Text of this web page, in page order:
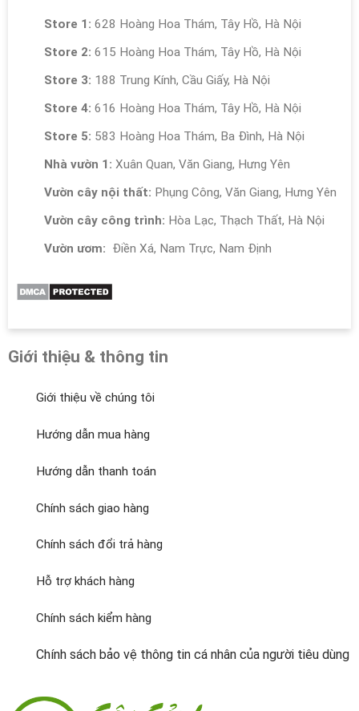
Store 1: 628 Hoàng Hoa Thám, Tây Hồ, Hà Nội
Store 2: 615 Hoàng Hoa Thám, Tây Hồ, Hà Nội
Store 3: 188 Trung Kính, Cầu Giấy, Hà Nội
Store 4: 616 Hoàng Hoa Thám, Tây Hồ, Hà Nội
Store 5: 583 Hoàng Hoa Thám, Ba Đình, Hà Nội
Nhà vườn 1: Xuân Quan, Văn Giang, Hưng Yên
Vườn cây nội thất: Phụng Công, Văn Giang, Hưng Yên
Vườn cây công trình: Hòa Lạc, Thạch Thất, Hà Nội
Vườn ươm: Điền Xá, Nam Trực, Nam Định
Giới thiệu & thông tin
Giới thiệu về chúng tôi
Hướng dẫn mua hàng
Hướng dẫn thanh toán
Chính sách giao hàng
Chính sách đổi trả hàng
Hỗ trợ khách hàng
Chính sách kiểm hàng
Chính sách bảo vệ thông tin cá nhân của người tiêu dùng